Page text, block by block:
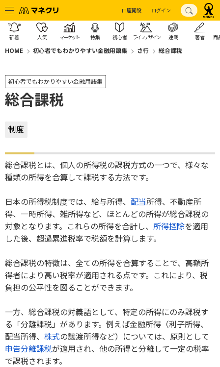
口座開設 ログイン
新着 人気 マーケット 特集 初心者 ライフデザイン 連載 著者 商
HOME 初心者でもわかりやすい金融用語集 さ行 総合課税
初心者でもわかりやすい金融用語集
総合課税
制度
総合課税とは、個人の所得税の課税方式の一つで、様々な
種類の所得を合算して課税する方法です。
日本の所得税制度では、給与所得、 配当所得、不動産所
得、一時所得、雑所得など、ほとんどの所得が総合課税の
対象となります。これらの所得を合計し、 所得控除を適用
した後、超過累進税率で税額を計算します。
総合課税の特徴は、全ての所得を合算することで、高額所
得者により高い税率が適用される点です。これにより、税
負担の公平性を図ることができます。
一方、総合課税の対義語として、特定の所得にのみ課税す
る「分離課税」があります。例えば金融所得（利子所得、
配当所得、 株式の譲渡所得など）については、原則として
申告分離課税が適用され、他の所得と分離して一定の税率
で課税されます。